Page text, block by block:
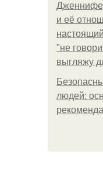
и её
"не
выгляжу
людей: